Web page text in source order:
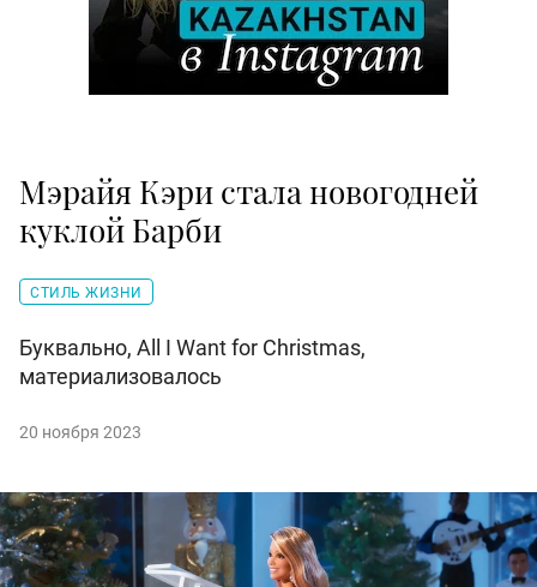
Мэрайя Кэри стала новогодней
куклой Барби
СТИЛЬ ЖИЗНИ
Буквально, All I Want for Christmas,
материализовалось
20 ноября 2023